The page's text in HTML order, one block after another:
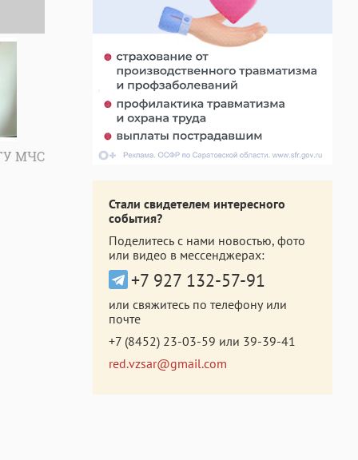
МЧС
Стали свидетелем интересного
события?
Поделитесь с нами новостью, фото
или видео в мессенджерах:
+7 927 132-57-91
или свяжитесь по телефону или
почте
+7 (8452) 23-03-59 или 39-39-41
red.vzsar@gmail.com